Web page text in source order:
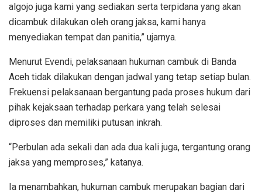
algojo juga kami yang sediakan serta terpidana yang akan
dicambuk dilakukan oleh orang jaksa, kami hanya
menyediakan tempat dan panitia,” ujarnya.
Menurut Evendi, pelaksanaan hukuman cambuk di Banda
Aceh tidak dilakukan dengan jadwal yang tetap setiap bulan.
Frekuensi pelaksanaan bergantung pada proses hukum dari
pihak kejaksaan terhadap perkara yang telah selesai
diproses dan memiliki putusan inkrah.
“Perbulan ada sekali dan ada dua kali juga, tergantung orang
jaksa yang memproses,” katanya.
Ia menambahkan, hukuman cambuk merupakan bagian dari